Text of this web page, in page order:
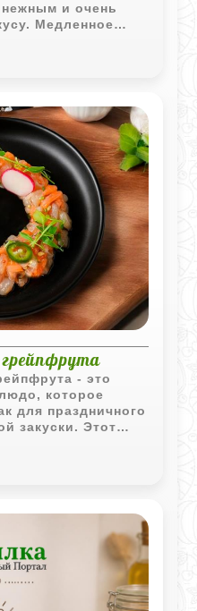
и очень
Медленное
а
подходит
- это
которое
для праздничного
закуски. Этот
свежесть,
и изысканную